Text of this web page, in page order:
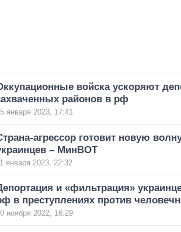
войска ускоряют
районов в рф
января 2023, 17:41
агрессор готовит новую
– МинВОТ
января 2023, 22:32
и «фильтрация»
в преступлениях против
ноября 2022, 16:29